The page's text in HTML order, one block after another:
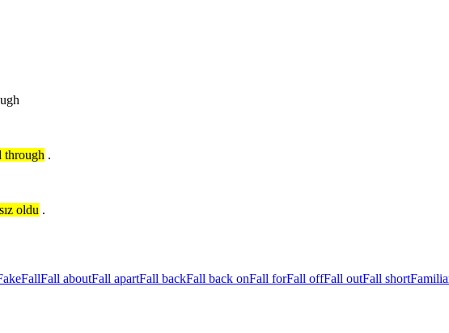
through .
oldu .
FallFall aboutFall apartFall backFall back onFall forFall offFall outFall short